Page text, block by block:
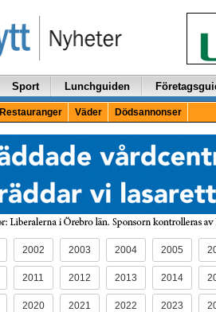
Sport Lunchguiden
Restauranger Väder Dödsannonser
2002 2003 2004 2005
2011 2012 2013 2014
2020 2021 2022 2023